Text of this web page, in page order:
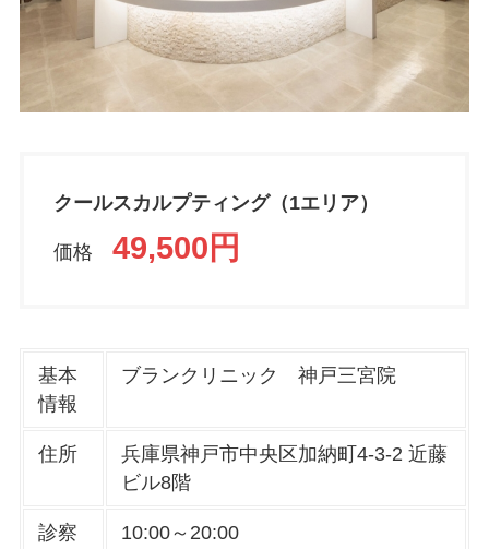
クールスカルプティング（1エリア）
価格 49,500円
基本
情報
ブランクリニック 神戸三宮院
住所
兵庫県神戸市中央区加納町4-3-2 近藤
ビル8階
診察
10:00～20:00